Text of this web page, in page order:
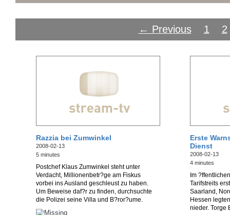
← Previous 1 2
Razzia bei Zumwinkel
2008-02-13
5 minutes
Postchef Klaus Zumwinkel steht unter
Verdacht, Millionenbetr?ge am Fiskus
vorbei ins Ausland geschleust zu haben.
Um Beweise daf?r zu finden, durchsuchte
die Polizei seine Villa und B?ror?ume.
Erste
Dienst
2008-02-13
4 minutes
Im
Tarifstreits
Saarland,
Hessen
nieder. Torge